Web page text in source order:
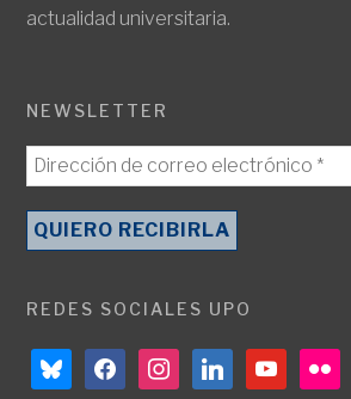
actualidad universitaria.
NEWSLETTER
REDES SOCIALES UPO
blueskyfacebookinstagramlinkedinyoutubeflickr